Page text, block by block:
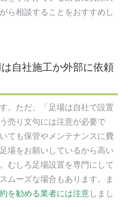
ら相談することをおすすめし
自社施工か外部に依頼
。ただ、「足場は自社で設置
売り文句には注意が必要で
ても保管やメンテナンスに費
場をお願いしているから高い
むしろ足場設置を専門にして
ムーズな場合もあります。ま
を勧める業者には注意しまし